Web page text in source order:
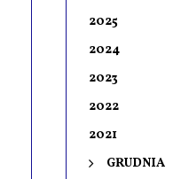
2025
2024
2023
2022
2021
GRUDNIA